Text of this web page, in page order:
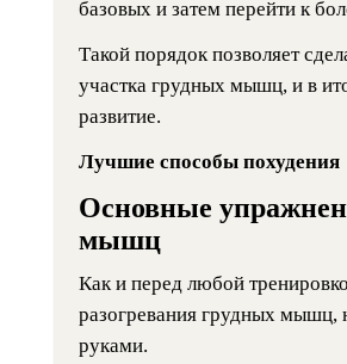
базовых и затем перейти к
Такой порядок позволяет
участка грудных мышц, и в
развитие.
Лучшие способы похудения
Основные
мышц
Как и перед любой
разогревания грудных мышц,
руками.